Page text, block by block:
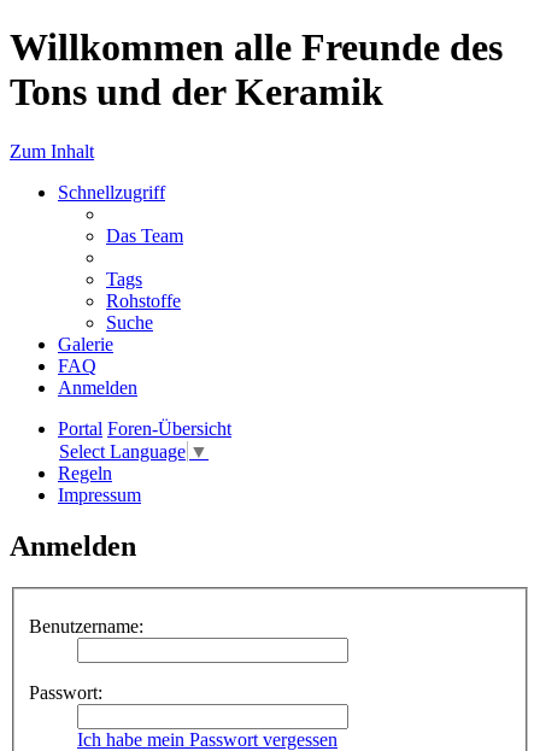
Willkommen alle Freunde des
Tons und der Keramik
Zum Inhalt
Schnellzugriff
Das Team
Tags
Rohstoffe
Suche
Galerie
FAQ
Anmelden
Portal Foren-Übersicht
Select Language ▼
Regeln
Impressum
Anmelden
Benutzername:
Passwort:
Ich habe mein Passwort vergessen